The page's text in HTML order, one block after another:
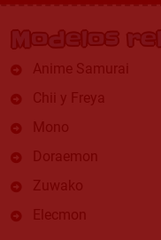
Modelos
Anime Samurai
Chii y Freya
Mono
Doraemon
Zuwako
Elecmon